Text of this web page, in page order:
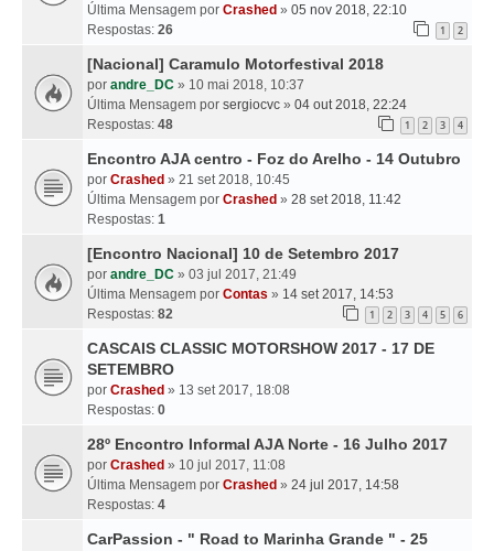
Última Mensagem por Crashed » 05 nov 2018, 22:10
Respostas: 26 1 2
[Nacional] Caramulo Motorfestival 2018
por andre_DC » 10 mai 2018, 10:37
Última Mensagem por sergiocvc » 04 out 2018, 22:24
Respostas: 48 1 2 3 4
Encontro AJA centro - Foz do Arelho - 14 Outubro
por Crashed » 21 set 2018, 10:45
Última Mensagem por Crashed » 28 set 2018, 11:42
Respostas: 1
[Encontro Nacional] 10 de Setembro 2017
por andre_DC » 03 jul 2017, 21:49
Última Mensagem por Contas » 14 set 2017, 14:53
Respostas: 82 1 2 3 4 5 6
CASCAIS CLASSIC MOTORSHOW 2017 - 17 DE
SETEMBRO
por Crashed » 13 set 2017, 18:08
Respostas: 0
28º Encontro Informal AJA Norte - 16 Julho 2017
por Crashed » 10 jul 2017, 11:08
Última Mensagem por Crashed » 24 jul 2017, 14:58
Respostas: 4
CarPassion - " Road to Marinha Grande " - 25